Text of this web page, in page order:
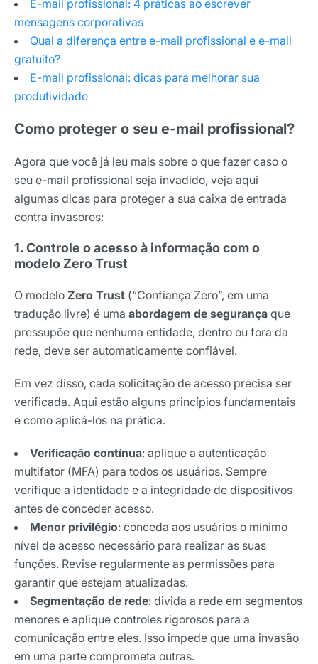
E-mail profissional: 4 práticas ao escrever
mensagens corporativas
Qual a diferença entre e-mail profissional e e-mail
gratuito?
E-mail profissional: dicas para melhorar sua
produtividade
Como proteger o seu e-mail profissional?
Agora que você já leu mais sobre o que fazer caso o
seu e-mail profissional seja invadido, veja aqui
algumas dicas para proteger a sua caixa de entrada
contra invasores:
1. Controle o acesso à informação com o
modelo Zero Trust
O modelo Zero Trust (“Confiança Zero”, em uma
tradução livre) é uma abordagem de segurança que
pressupõe que nenhuma entidade, dentro ou fora da
rede, deve ser automaticamente confiável.
Em vez disso, cada solicitação de acesso precisa ser
verificada. Aqui estão alguns princípios fundamentais
e como aplicá-los na prática.
Verificação contínua: aplique a autenticação
multifator (MFA) para todos os usuários. Sempre
verifique a identidade e a integridade de dispositivos
antes de conceder acesso.
Menor privilégio: conceda aos usuários o mínimo
nível de acesso necessário para realizar as suas
funções. Revise regularmente as permissões para
garantir que estejam atualizadas.
Segmentação de rede: divida a rede em segmentos
menores e aplique controles rigorosos para a
comunicação entre eles. Isso impede que uma invasão
em uma parte comprometa outras.
Nome
E-mail
Selecione sua área de atuação
*Ao assinar nossa newsletter, você concorda em receber
nossas comunicações e está de acordo com as nossas
Políticas de Privacidade
Assinar newsletter